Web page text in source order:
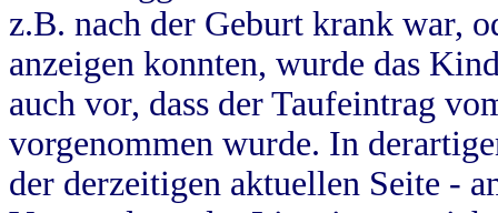
z.B. nach der Geburt krank war,
anzeigen konnten, wurde das
auch vor, dass der Taufeintrag
vorgenommen wurde. In
der derzeitigen aktuellen Seite -